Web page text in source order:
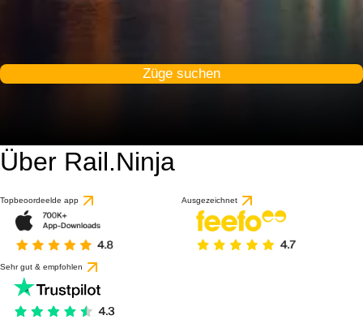
Züge suchen
Über Rail.Ninja
Topbeoordeelde app Ausgezeichnet
Sehr gut & empfohlen
basierend auf 1